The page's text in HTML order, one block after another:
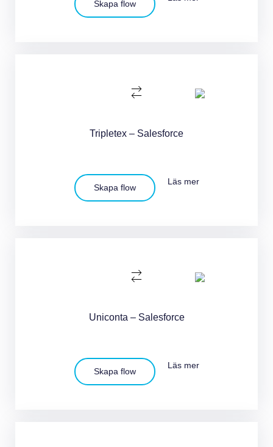
Skapa flow
Tripletex – Salesforce
Skapa flow
Läs mer
Uniconta – Salesforce
Skapa flow
Läs mer